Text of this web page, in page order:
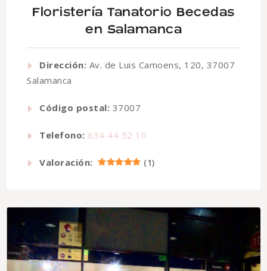
Floristería Tanatorio Becedas
en Salamanca
Dirección: Av. de Luis Camoens, 120, 37007
Salamanca
Código postal: 37007
Telefono: 634 44 52 10
Valoración: (1)